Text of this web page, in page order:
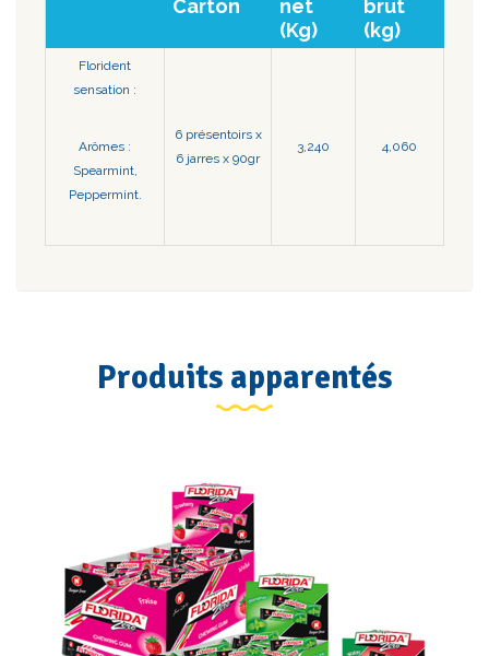
Carton
net
(Kg)
brut
(kg)
Florident
sensation :
Arômes :
Spearmint,
Peppermint.
6 présentoirs x
6 jarres x 90gr
3,240 4,060
Produits apparentés